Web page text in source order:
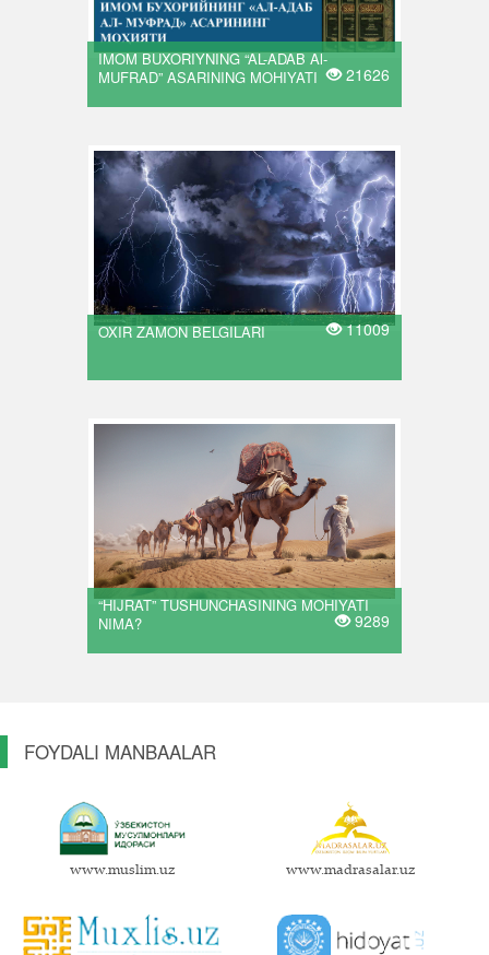
IMOM BUXORIYNING “AL-ADAB Al-
MUFRAD” ASARINING MOHIYATI
21626
OXIR ZAMON BELGILARI 11009
“HIJRAT” TUSHUNCHASINING MOHIYATI
NIMA?
9289
FOYDALI MANBAALAR
www.muslim.uz www.madrasalar.uz